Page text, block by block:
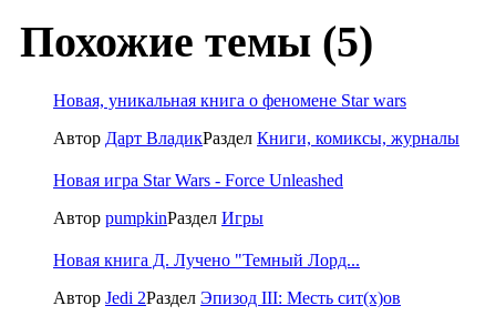
Похожие темы (5)
Новая, уникальная книга о феномене Star wars
Автор Дарт ВладикРаздел Книги, комиксы, журналы
Новая игра Star Wars - Force Unleashed
Автор pumpkinРаздел Игры
Новая книга Д. Лучено "Темный Лорд...
Автор Jedi 2Раздел Эпизод III: Месть сит(x)ов